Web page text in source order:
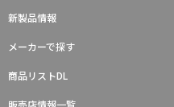
新製品情報
メーカーで探す
商品リストDL
販売店情報一覧